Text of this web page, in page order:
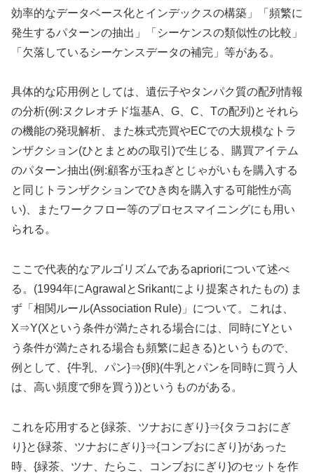
効率的なデータベース化とインデックスの構築」「頻繁に
発生するパターンの抽出」「シーケンスの類似性の比較」
「欠落しているシーケンスデータの補完」等がある。
具体的な応用例としては、遺伝子やタンパク質の配列情報
の分析(例:ヌクレオチド塩基A、G、C、Tの配列)とそれら
の機能の発現解析、また株式売買やECでの大規模なトラ
ンザクション(ひとまとめの取引)で生じる、購買アイテム
のパターン抽出(例:顧客が玉ねぎとじゃがいもを購入する
と同じトランザクションでひき肉を購入する可能性が高
い)、またワークフロー等のプロセスマイニングにも用い
られる。
ここで代表的なアルゴリズムであるaprioriについて述べ
る。(1994年にAgrawalとSrikantにより提案されたもの) ま
ず「相関ルール(Association Rule)」について。これは、
X⇒Y(Xという条件が満たされる場合には、同時にYとい
う条件が満たされる場合も頻繁に起きる)というもので、
例として、{牛乳、パン}⇒{卵}(牛乳とパンを同時に買う人
は、高い頻度で卵を買う))というものがある。
これを応用すると{緑茶、ツナおにぎり}⇒{タラコおにぎ
り}と{緑茶、ツナおにぎり}⇒{コンブおにぎり}があった
時、{緑茶、ツナ、たらこ、コンブおにぎり}のセットを作